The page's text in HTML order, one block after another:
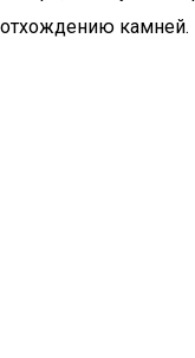
отхождению камней.